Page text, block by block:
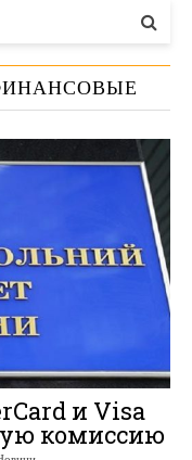
и Visa
комиссию